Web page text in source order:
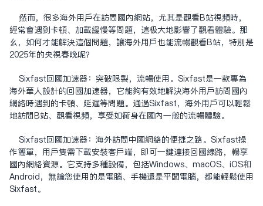
然而，很多海外用户在访问国内网站，尤其是观看B站视频时，
经常会遇到卡顿、加载缓慢等问题，这极大地影响了观看体验。那
么，如何才能解决这个问题，让海外用户也能流畅观看B站，特别是
2025年的央视春晚呢？
Sixfast回国加速器：突破限制，流畅使用。Sixfast是一款专为
海外华人设计的回国加速器，它能够有效地解决海外用户访问国内
网络时遇到的卡顿、延迟等问题。通过Sixfast，海外用户可以轻松
地访问B站、观看视频，享受如同身在国内一般的流畅体验。
Sixfast回国加速器：海外访问中国网络的便捷之路。Sixfast操
作简单，用户只需下载安装客户端，即可一键连接回国线路，畅享
国内网络资源。它支持多种设备，包括Windows、macOS、iOS和
Android，无论您使用的是电脑、手机还是平板电脑，都能轻松使用
Sixfast。